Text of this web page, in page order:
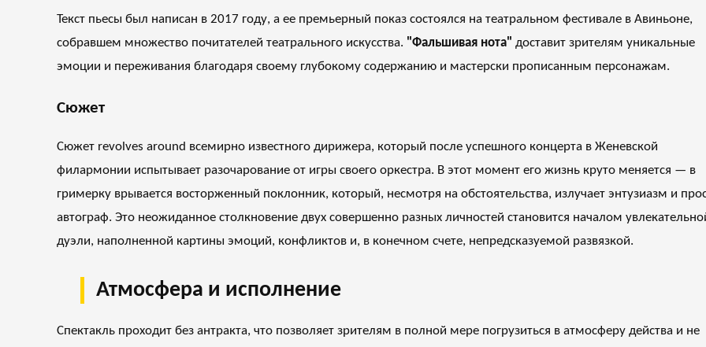
Текст пьесы был написан в 2017 году, а ее премьерный показ состоялся на театральном фестивале в Авиньоне,
собравшем множество почитателей театрального искусства. "Фальшивая нота" доставит зрителям уникальные
эмоции и переживания благодаря своему глубокому содержанию и мастерски прописанным персонажам.
Сюжет
Сюжет revolves around всемирно известного дирижера, который после успешного концерта в Женевской
филармонии испытывает разочарование от игры своего оркестра. В этот момент его жизнь круто меняется — в
гримерку врывается восторженный поклонник, который, несмотря на обстоятельства, излучает энтузиазм и
автограф. Это неожиданное столкновение двух совершенно разных личностей становится началом
дуэли, наполненной картины эмоций, конфликтов и, в конечном счете, непредсказуемой развязкой.
Атмосфера и исполнение
Спектакль проходит без антракта, что позволяет зрителям в полной мере погрузиться в атмосферу действа и не